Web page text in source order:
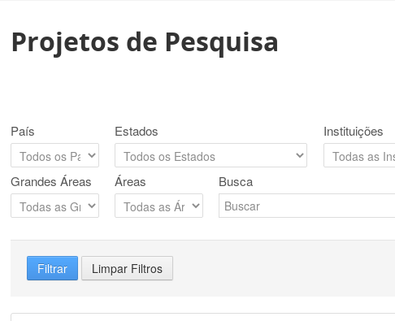
Projetos de Pesquisa
País Estados Instituições
Grandes Áreas Áreas Busca
Filtrar Limpar Filtros